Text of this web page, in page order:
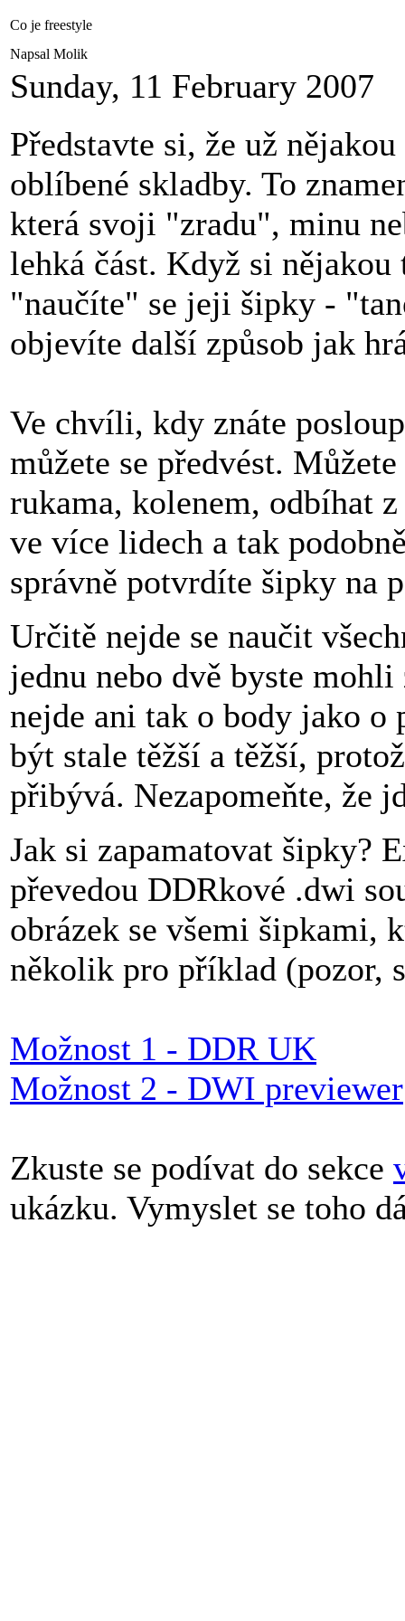
Co je freestyle
Napsal Molik
Sunday, 11 February 2007
Představte si, že už
oblíbené skladby. To
která svoji "zradu", minu
lehká část. Když si
"naučíte" se jeji šipky -
objevíte další způsob jak
Ve chvíli, kdy znáte
můžete se předvést.
rukama, kolenem, odbíhat
ve více lidech a tak
správně potvrdíte šipky na
Určitě nejde se naučit
jednu nebo dvě byste
nejde ani tak o body jako
být stale těžší a těžší,
přibývá. Nezapomeňte, že
Jak si zapamatovat šipky?
převedou DDRkové .dwi
obrázek se všemi šipkami,
několik pro příklad (pozor,
Možnost 1 - DDR UK
Možnost 2 - DWI previewer
Zkuste se podívat do sekce
ukázku. Vymyslet se toho